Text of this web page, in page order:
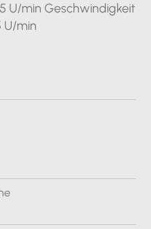
U/min Geschwindigkeit
U/min